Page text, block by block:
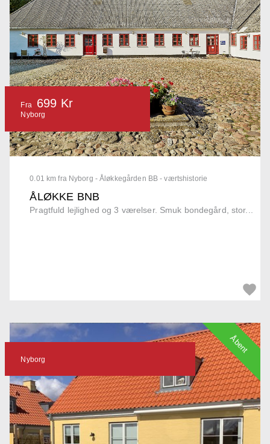
0.01 km fra Nyborg - Åløkkegården BB - værtshistorie
ÅLØKKE BNB
Pragtfuld lejlighed og 3 værelser. Smuk bondegård, stor...
Fra 699 Kr
Nyborg
Nyborg
Åbent